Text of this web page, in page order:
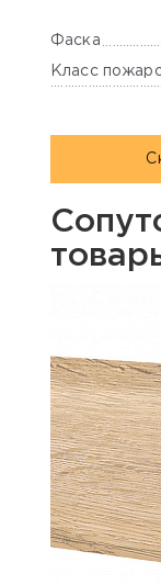
Фаска
Класс